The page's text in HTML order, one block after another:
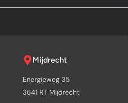
Mijdrecht
Energieweg 35
3641 RT Mijdrecht